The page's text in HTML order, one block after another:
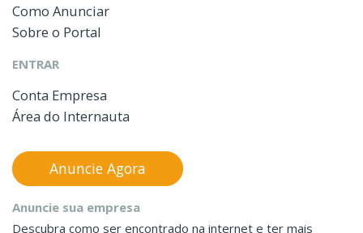
Como Anunciar
Sobre o Portal
ENTRAR
Conta Empresa
Área do Internauta
Anuncie sua empresa
Descubra como ser encontrado na internet e ter mais
Anuncie Agora